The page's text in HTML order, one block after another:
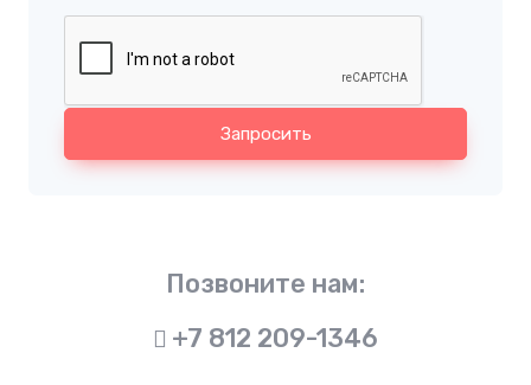
Запросить
Позвоните нам:
+7 812 209-1346